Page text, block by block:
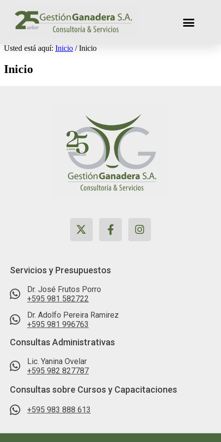
Usted está aquí: Inicio /Inicio
Inicio
Servicios y Presupuestos
⁠Dr. José Frutos Porro
+595 981 582722
Dr. Adolfo Pereira Ramirez
+595 981 996763
Consultas Administrativas
Lic. Yanina Ovelar
+595 982 827787
Consultas sobre Cursos y Capacitaciones
⁠+595 983 888 613